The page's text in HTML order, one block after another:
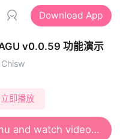
Download App
v0.0.59 功能演示
Chisw
立即播放
Open the App to send Danmu and watch videos together